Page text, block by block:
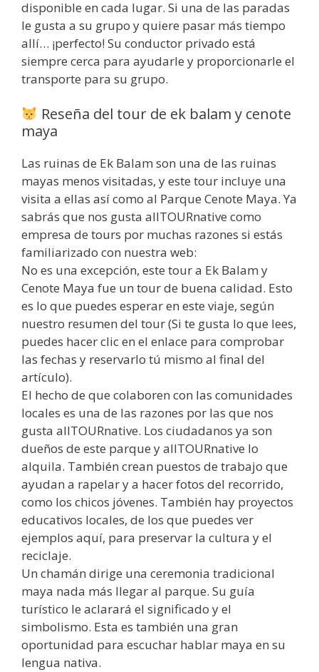
disponible en cada lugar. Si una de las paradas
le gusta a su grupo y quiere pasar más tiempo
allí… ¡perfecto! Su conductor privado está
siempre cerca para ayudarle y proporcionarle el
transporte para su grupo.
Reseña del tour de ek balam y cenote
maya
Las ruinas de Ek Balam son una de las ruinas
mayas menos visitadas, y este tour incluye una
visita a ellas así como al Parque Cenote Maya. Ya
sabrás que nos gusta allTOURnative como
empresa de tours por muchas razones si estás
familiarizado con nuestra web:
No es una excepción, este tour a Ek Balam y
Cenote Maya fue un tour de buena calidad. Esto
es lo que puedes esperar en este viaje, según
nuestro resumen del tour (Si te gusta lo que lees,
puedes hacer clic en el enlace para comprobar
las fechas y reservarlo tú mismo al final del
artículo).
El hecho de que colaboren con las comunidades
locales es una de las razones por las que nos
gusta allTOURnative. Los ciudadanos ya son
dueños de este parque y allTOURnative lo
alquila. También crean puestos de trabajo que
ayudan a rapelar y a hacer fotos del recorrido,
como los chicos jóvenes. También hay proyectos
educativos locales, de los que puedes ver
ejemplos aquí, para preservar la cultura y el
reciclaje.
Un chamán dirige una ceremonia tradicional
maya nada más llegar al parque. Su guía
turístico le aclarará el significado y el
simbolismo. Esta es también una gran
oportunidad para escuchar hablar maya en su
lengua nativa.